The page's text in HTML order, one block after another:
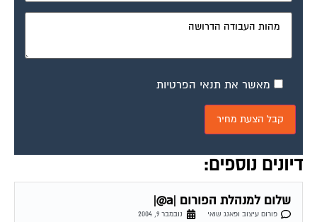
מאשר את תנאי הפרטיות
דיונים נוספים:
שלום למנהלת הפורום |a@|
פורום עיצוב ופאנג שואי
נובמבר 9, 2004